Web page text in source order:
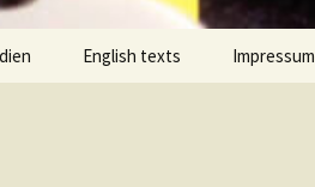
English texts Impressum